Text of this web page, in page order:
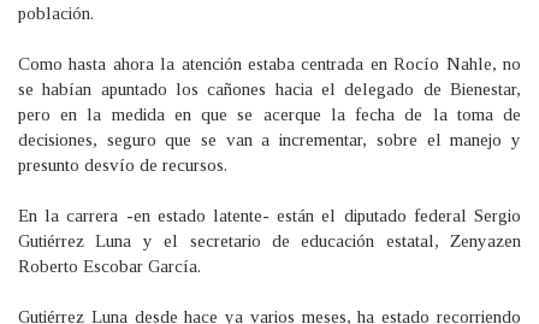
población.
Como hasta ahora la atención estaba centrada en Rocío Nahle, no
se habían apuntado los cañones hacia el delegado de Bienestar,
pero en la medida en que se acerque la fecha de la toma de
decisiones, seguro que se van a incrementar, sobre el manejo y
presunto desvío de recursos.
En la carrera -en estado latente- están el diputado federal Sergio
Gutiérrez Luna y el secretario de educación estatal, Zenyazen
Roberto Escobar García.
Gutiérrez Luna desde hace ya varios meses, ha estado recorriendo